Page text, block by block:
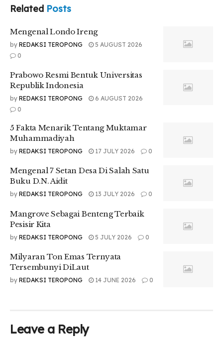
Related Posts
Mengenal Londo Ireng
by REDAKSI TEROPONG
5 AUGUST 2026
0
Prabowo Resmi Bentuk Universitas
Republik Indonesia
by REDAKSI TEROPONG
6 AUGUST 2026
0
5 Fakta Menarik Tentang Muktamar
Muhammadiyah
by REDAKSI TEROPONG 17 JULY 2026 0
Mengenal 7 Setan Desa Di Salah Satu
Buku D.N. Aidit
by REDAKSI TEROPONG 13 JULY 2026 0
Mangrove Sebagai Benteng Terbaik
Pesisir Kita
by REDAKSI TEROPONG 5 JULY 2026 0
Milyaran Ton Emas Ternyata
Tersembunyi DiLaut
by REDAKSI TEROPONG 14 JUNE 2026 0
Leave a Reply